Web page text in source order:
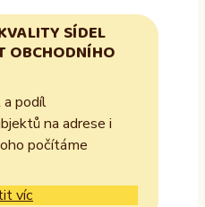
SÍDEL
OBCHODNÍHO
podíl
na adrese i
počítáme
víc